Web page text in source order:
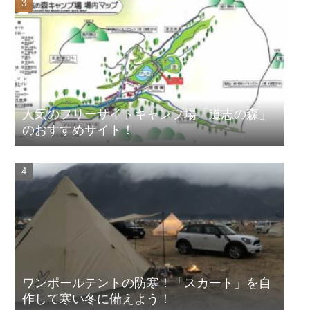
人気のフリーサイトキャンプ場「道志の森」
のおすすめサイト！
ワンポールテントの防寒！「スカート」を自
作して寒い冬に備えよう！